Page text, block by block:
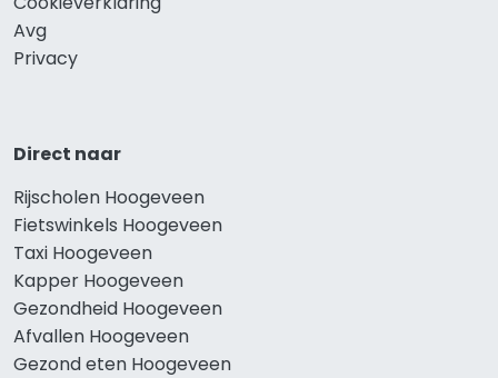
Avg
Privacy
Direct naar
Rijscholen Hoogeveen
Fietswinkels Hoogeveen
Taxi Hoogeveen
Kapper Hoogeveen
Gezondheid Hoogeveen
Afvallen Hoogeveen
Gezond eten Hoogeveen